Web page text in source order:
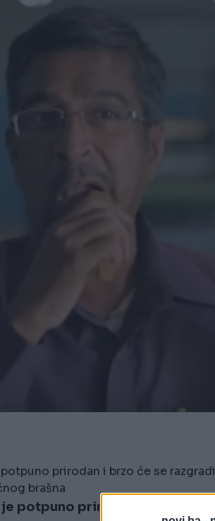
prirodan i brzo će se
brašna
potpuno prirodan i brzo će se